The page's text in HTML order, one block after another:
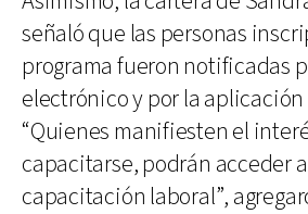
señaló que las personas
programa fueron notificadas
electrónico y por la
“Quienes manifiesten el
capacitarse, podrán acceder
capacitación laboral”,